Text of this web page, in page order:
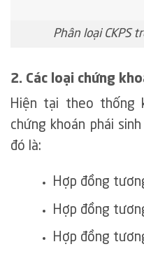
Phân loại CKPS
2. Các loại chứng
Hiện tại theo thống
chứng khoán phái
đó là:
Hợp đồng
Hợp đồng
Hợp đồng